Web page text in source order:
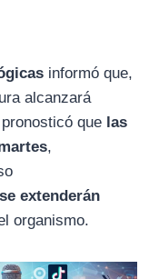
informó que,
alcanzará
que las
,
extenderán
organismo.